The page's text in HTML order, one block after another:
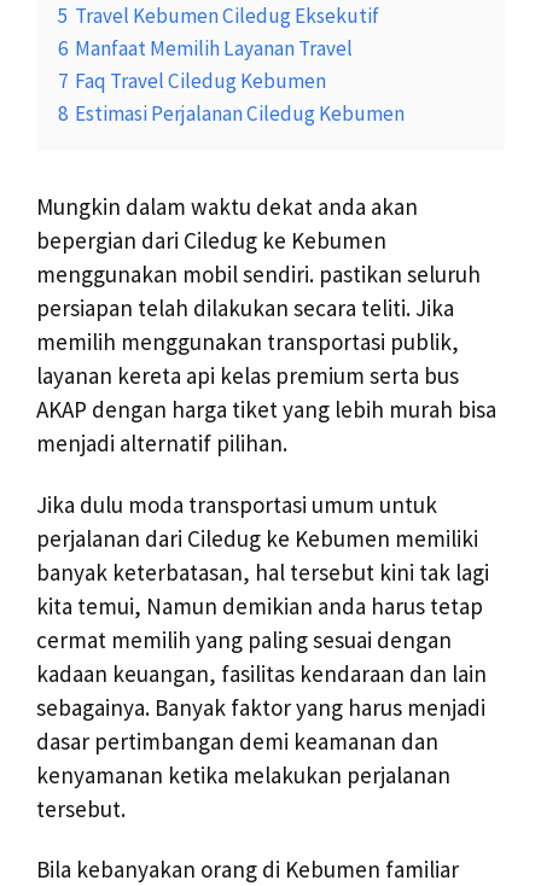
5 Travel Kebumen Ciledug Eksekutif
6 Manfaat Memilih Layanan Travel
7 Faq Travel Ciledug Kebumen
8 Estimasi Perjalanan Ciledug Kebumen
Mungkin dalam waktu dekat anda akan
bepergian dari Ciledug ke Kebumen
menggunakan mobil sendiri. pastikan seluruh
persiapan telah dilakukan secara teliti. Jika
memilih menggunakan transportasi publik,
layanan kereta api kelas premium serta bus
AKAP dengan harga tiket yang lebih murah bisa
menjadi alternatif pilihan.
Jika dulu moda transportasi umum untuk
perjalanan dari Ciledug ke Kebumen memiliki
banyak keterbatasan, hal tersebut kini tak lagi
kita temui, Namun demikian anda harus tetap
cermat memilih yang paling sesuai dengan
kadaan keuangan, fasilitas kendaraan dan lain
sebagainya. Banyak faktor yang harus menjadi
dasar pertimbangan demi keamanan dan
kenyamanan ketika melakukan perjalanan
tersebut.
Bila kebanyakan orang di Kebumen familiar